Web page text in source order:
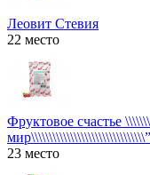
Леовит Стевия
22 место
Фруктовое счастье
23 место